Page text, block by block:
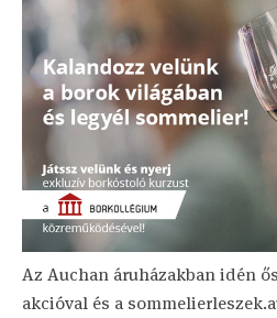
Az Auchan áruházakban idén
akcióval és a